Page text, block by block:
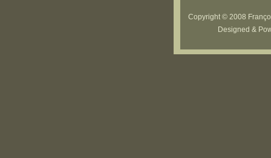
Copyright © 2008
Designed &